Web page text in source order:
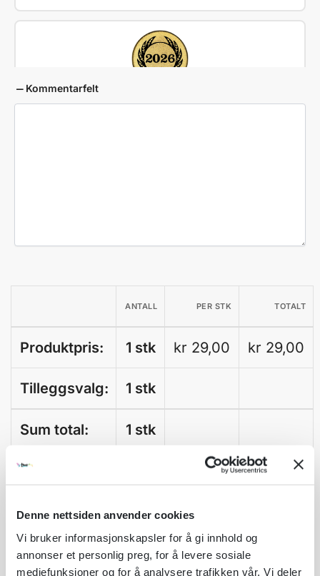
Denne nettsiden anvender cookies
Vi bruker informasjonskapsler for å gi innhold og
annonser et personlig preg, for å levere sosiale
mediefunksjoner og for å analysere trafikken vår. Vi deler
Fotball - kun ball
Kommentarfelt
ANTALL PER STK TOTALT
Produktpris: 1 stk kr 29,00 kr 29,00
Tilleggsvalg: 1 stk
Sum total: 1 stk
l
Legg til som favoritt
Fri frakt på nettordrer over kr 2 500!
Kvantumsrabatt mange av våre produkter
Ordre som haster kan sendes innad 1-2 virkedager mot tillegg